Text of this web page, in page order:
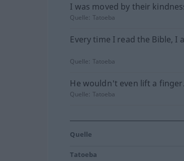
I was moved by their
Quelle: Tatoeba
Every time I read the Bible, I
Quelle: Tatoeba
He wouldn't even lift a finger.
Quelle: Tatoeba
Quelle
Tatoeba